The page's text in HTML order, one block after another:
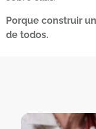
Porque construir
de todos.